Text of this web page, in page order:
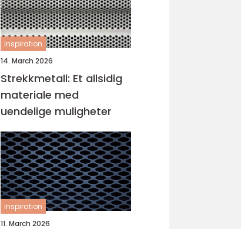
inspiration
14. March 2026
Strekkmetall: Et allsidig
materiale med
uendelige muligheter
inspiration
11. March 2026